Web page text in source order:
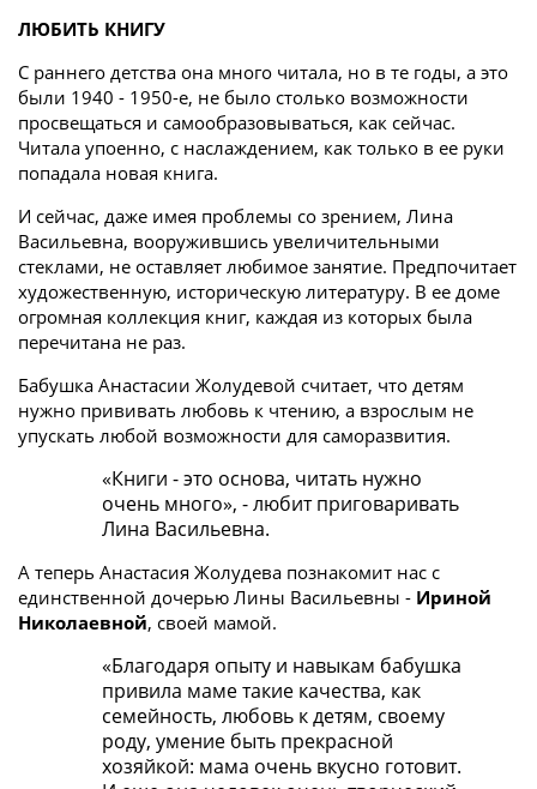
ЛЮБИТЬ КНИГУ
С раннего детства она много читала, но в те годы, а это
были 1940 - 1950-е, не было столько возможности
просвещаться и самообразовываться, как сейчас.
Читала упоенно, с наслаждением, как только в ее руки
попадала новая книга.
И сейчас, даже имея проблемы со зрением, Лина
Васильевна, вооружившись увеличительными
стеклами, не оставляет любимое занятие. Предпочитает
художественную, историческую литературу. В ее доме
огромная коллекция книг, каждая из которых была
перечитана не раз.
Бабушка Анастасии Жолудевой считает, что детям
нужно прививать любовь к чтению, а взрослым не
упускать любой возможности для саморазвития.
«Книги - это основа, читать нужно
очень много», - любит приговаривать
Лина Васильевна.
А теперь Анастасия Жолудева познакомит нас с
единственной дочерью Лины Васильевны - Ириной
Николаевной, своей мамой.
«Благодаря опыту и навыкам бабушка
привила маме такие качества, как
семейность, любовь к детям, своему
роду, умение быть прекрасной
хозяйкой: мама очень вкусно готовит.